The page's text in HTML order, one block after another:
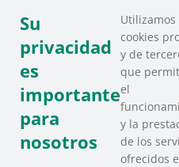
COMPARTIR
Su
privacidad
es
importante
para
nosotros
Utilizamos
cookies
y de
que
el
y la
de los
ofrecidos